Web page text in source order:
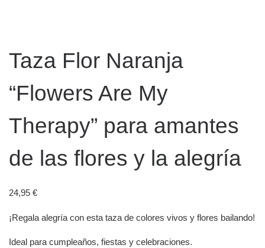
Taza Flor Naranja
“Flowers Are My
Therapy” para amantes
de las flores y la alegría
24,95 €
¡Regala alegría con esta taza de colores vivos y flores bailando!
Ideal para cumpleaños, fiestas y celebraciones.